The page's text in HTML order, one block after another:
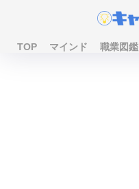
TOP マインド 職業図鑑